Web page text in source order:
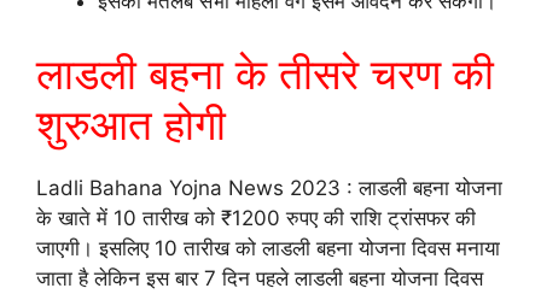
लाडली बहना के तीसरे चरण की
शुरुआत होगी
Ladli Bahana Yojna News 2023 : लाडली बहना योजना
के खाते में 10 तारीख को ₹1200 रुपए की राशि ट्रांसफर की
जाएगी। इसलिए 10 तारीख को लाडली बहना योजना दिवस मनाया
जाता है लेकिन इस बार 7 दिन पहले लाडली बहना योजना दिवस